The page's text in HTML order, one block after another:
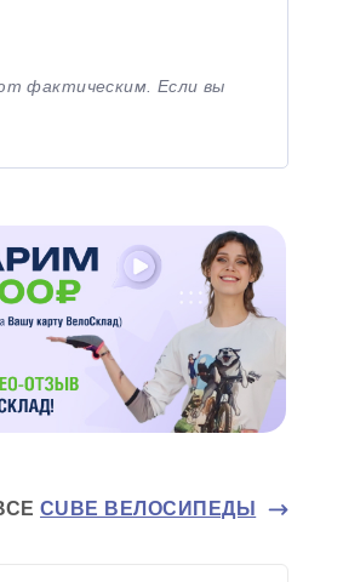
фактическим. Если вы
CUBE ВЕЛОСИПЕДЫ